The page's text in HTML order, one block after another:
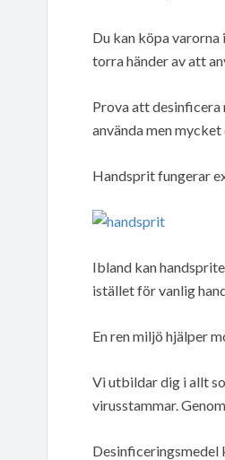
Du kan köpa
torra händer av att
Prova att desinficera
använda men
Handsprit fungerar
Ibland kan
istället för vanlig
En ren miljö hjälper
Vi utbildar dig i allt
virusstammar.
Desinficeringsmedel